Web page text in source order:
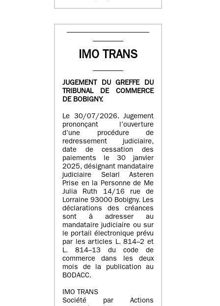
IMO TRANS
JUGEMENT DU GREFFE DU
TRIBUNAL DE COMMERCE
DE BOBIGNY.
Le 30/07/2026. Jugement
prononçant l’ouverture
d’une procédure de
redressement judiciaire,
date de cessation des
paiements le 30 janvier
2025, désignant mandataire
judiciaire Selarl Asteren
Prise en la Personne de Me
Julia Ruth 14/16 rue de
Lorraine 93000 Bobigny. Les
déclarations des créances
sont à adresser au
mandataire judiciaire ou sur
le portail électronique prévu
par les articles L. 814–2 et
L. 814–13 du code de
commerce dans les deux
mois de la publication au
BODACC.
IMO TRANS
Société par Actions